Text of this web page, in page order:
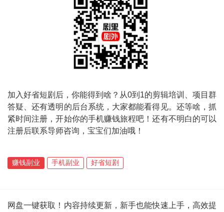
加入好省短剧后，你能得到啥？从0到1的剪辑培训、项目群
答疑、还有透明的后台系统，大家都能看得见。还等啥，抓
紧时间注册，开始你的手机赚钱旅程吧！还有不明白的可以
注册后联系导师咨询，宝宝们加油哦！
赚钱副业 手机副业 好省短剧
网盘一键获取！内容持续更新，新手也能快速上手，高效提